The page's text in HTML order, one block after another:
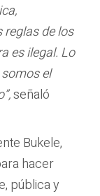
de los
es ilegal. Lo
el
señaló
Bukele,
hacer
pública y